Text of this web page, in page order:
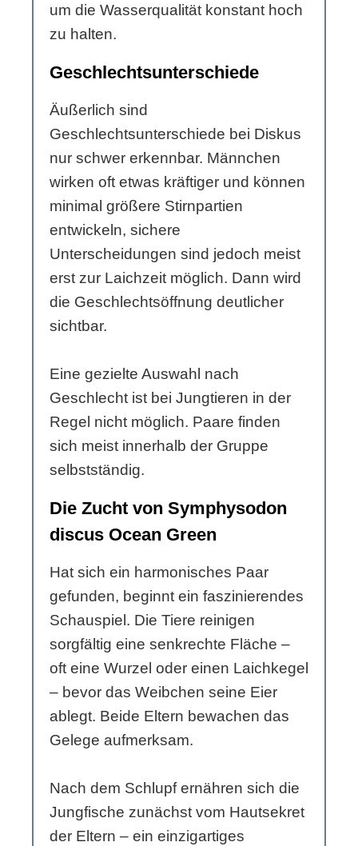
um die Wasserqualität konstant hoch
zu halten.
Geschlechtsunterschiede
Äußerlich sind
Geschlechtsunterschiede bei Diskus
nur schwer erkennbar. Männchen
wirken oft etwas kräftiger und können
minimal größere Stirnpartien
entwickeln, sichere
Unterscheidungen sind jedoch meist
erst zur Laichzeit möglich. Dann wird
die Geschlechtsöffnung deutlicher
sichtbar.
Eine gezielte Auswahl nach
Geschlecht ist bei Jungtieren in der
Regel nicht möglich. Paare finden
sich meist innerhalb der Gruppe
selbstständig.
Die Zucht von Symphysodon
discus Ocean Green
Hat sich ein harmonisches Paar
gefunden, beginnt ein faszinierendes
Schauspiel. Die Tiere reinigen
sorgfältig eine senkrechte Fläche –
oft eine Wurzel oder einen Laichkegel
– bevor das Weibchen seine Eier
ablegt. Beide Eltern bewachen das
Gelege aufmerksam.
Nach dem Schlupf ernähren sich die
Jungfische zunächst vom Hautsekret
der Eltern – ein einzigartiges